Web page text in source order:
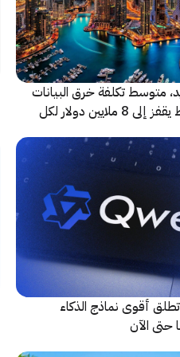
متوسط تكلفة خرق البيانات
في الشرق الأوسط يقفز إلى 8 ملايين دولار لكل
شركة Alibaba تطلق أقوى نماذج الذكاء
حتى الآن